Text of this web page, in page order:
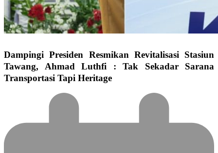
Dampingi Presiden Resmikan Revitalisasi Stasiun
Tawang, Ahmad Luthfi : Tak Sekadar Sarana
Transportasi Tapi Heritage